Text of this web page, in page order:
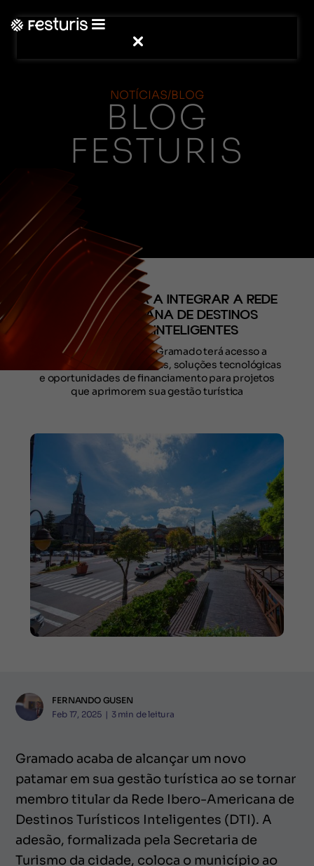
NOTÍCIAS/BLOG
BLOG
FESTURIS
(CONTEÚDO)
GRAMADO PASSA A INTEGRAR A REDE
IBERO-AMERICANA DE DESTINOS
TURÍSTICOS INTELIGENTES
Com a adesão à Rede, Gramado terá acesso a
treinamentos, boas práticas, soluções tecnológicas
e oportunidades de financiamento para projetos
que aprimorem sua gestão turística
FERNANDO GUSEN
Feb 17, 2025 | 3 min de leitura
Gramado acaba de alcançar um novo
patamar em sua gestão turística ao se tornar
membro titular da Rede Ibero-Americana de
Destinos Turísticos Inteligentes (DTI). A
adesão, formalizada pela Secretaria de
Turismo da cidade, coloca o município ao